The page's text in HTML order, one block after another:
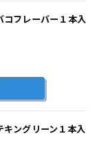
フレーバー１本入
ングリーン１本入